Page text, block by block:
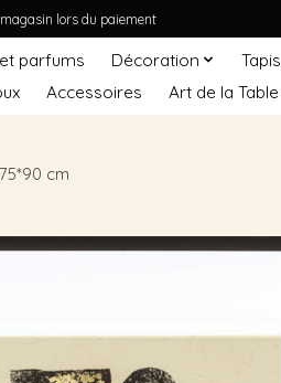
lors du paiement
parfums Décoration Tapis
Accessoires Art de la Table
cm
Items